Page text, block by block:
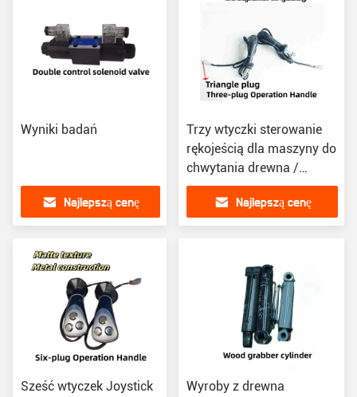
Wyniki badań
Najlepszą cenę
Trzy wtyczki sterowanie
rękojeścią dla maszyny do
chwytania drewna /
narzędzia chwytania stali
Najlepszą cenę
Sześć wtyczek Joystick
Wyroby z drewna